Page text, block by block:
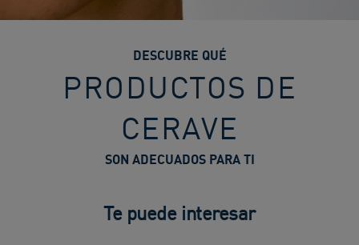
DESCUBRE QUÉ
PRODUCTOS DE
CERAVE
SON ADECUADOS PARA TI
Te puede interesar